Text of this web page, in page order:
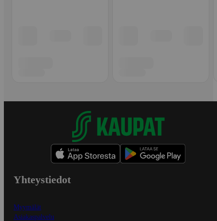
Yhteystiedot
Myymälät
Asiakaspalvelu